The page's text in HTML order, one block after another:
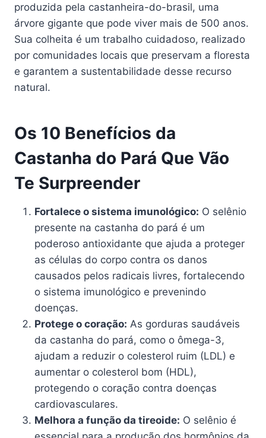
produzida pela castanheira-do-brasil, uma
árvore gigante que pode viver mais de 500 anos.
Sua colheita é um trabalho cuidadoso, realizado
por comunidades locais que preservam a floresta
e garantem a sustentabilidade desse recurso
natural.
Os 10 Benefícios da
Castanha do Pará Que Vão
Te Surpreender
Fortalece o sistema imunológico: O selênio
presente na castanha do pará é um
poderoso antioxidante que ajuda a proteger
as células do corpo contra os danos
causados pelos radicais livres, fortalecendo
o sistema imunológico e prevenindo
doenças.
Protege o coração: As gorduras saudáveis
da castanha do pará, como o ômega-3,
ajudam a reduzir o colesterol ruim (LDL) e
aumentar o colesterol bom (HDL),
protegendo o coração contra doenças
cardiovasculares.
Melhora a função da tireoide: O selênio é